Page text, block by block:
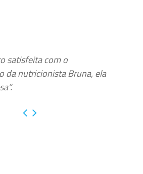
satisfeita com o
da nutricionista Bruna, ela